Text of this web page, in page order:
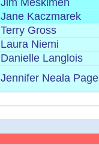
Jim Meskimen
Jane Kaczmarek
Terry Gross
Laura Niemi
Danielle Langlois
Jennifer Neala Page